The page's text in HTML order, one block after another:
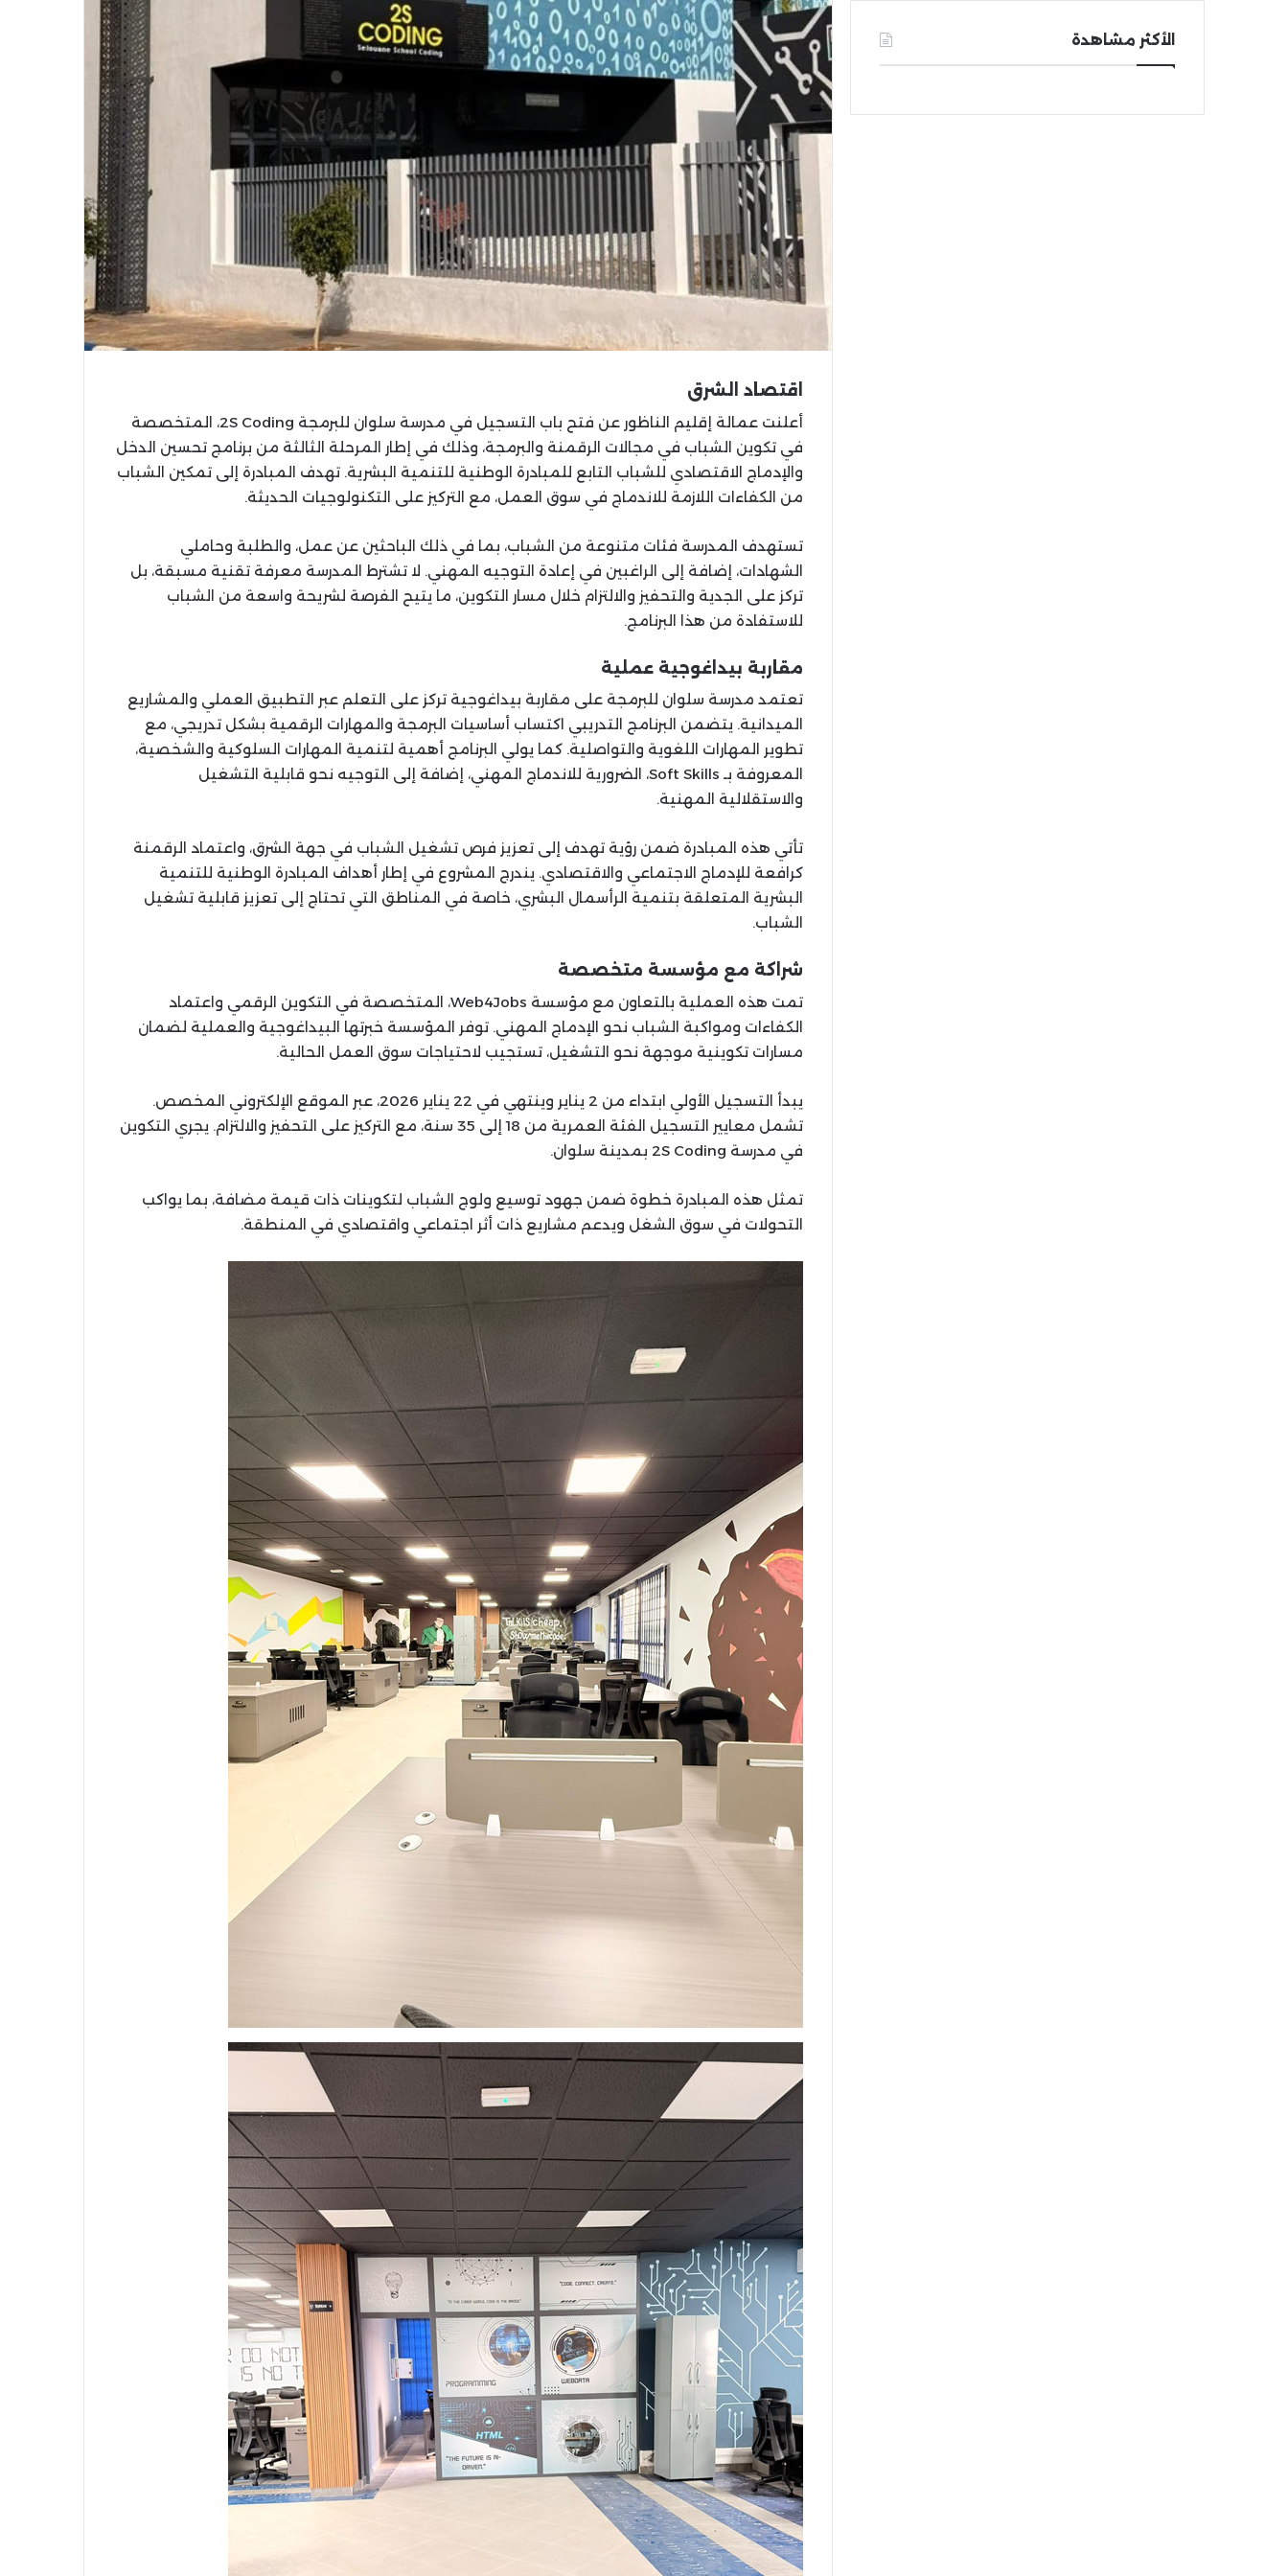
اقتصاد الشرق
أعلنت عمالة إقليم الناظور عن فتح باب التسجيل في مدرسة سلوان للبرمجة 2S Coding، المتخصصة
في تكوين الشباب في مجالات الرقمنة والبرمجة، وذلك في إطار المرحلة الثالثة من برنامج تحسين الدخل
والإدماج الاقتصادي للشباب التابع للمبادرة الوطنية للتنمية البشرية. تهدف المبادرة إلى تمكين الشباب
من الكفاءات اللازمة للاندماج في سوق العمل، مع التركيز على التكنولوجيات الحديثة.
تستهدف المدرسة فئات متنوعة من الشباب، بما في ذلك الباحثين عن عمل، والطلبة وحاملي
الشهادات، إضافة إلى الراغبين في إعادة التوجيه المهني. لا تشترط المدرسة معرفة تقنية مسبقة، بل
تركز على الجدية والتحفيز والالتزام خلال مسار التكوين، ما يتيح الفرصة لشريحة واسعة من الشباب
للاستفادة من هذا البرنامج.
مقاربة بيداغوجية عملية
تعتمد مدرسة سلوان للبرمجة على مقاربة بيداغوجية تركز على التعلم عبر التطبيق العملي والمشاريع
الميدانية. يتضمن البرنامج التدريبي اكتساب أساسيات البرمجة والمهارات الرقمية بشكل تدريجي، مع
تطوير المهارات اللغوية والتواصلية. كما يولي البرنامج أهمية لتنمية المهارات السلوكية والشخصية،
المعروفة بـ Soft Skills، الضرورية للاندماج المهني، إضافة إلى التوجيه نحو قابلية التشغيل
والاستقلالية المهنية.
تأتي هذه المبادرة ضمن رؤية تهدف إلى تعزيز فرص تشغيل الشباب في جهة الشرق، واعتماد الرقمنة
كرافعة للإدماج الاجتماعي والاقتصادي. يندرج المشروع في إطار أهداف المبادرة الوطنية للتنمية
البشرية المتعلقة بتنمية الرأسمال البشري، خاصة في المناطق التي تحتاج إلى تعزيز قابلية تشغيل
الشباب.
شراكة مع مؤسسة متخصصة
تمت هذه العملية بالتعاون مع مؤسسة Web4Jobs، المتخصصة في التكوين الرقمي واعتماد
الكفاءات ومواكبة الشباب نحو الإدماج المهني. توفر المؤسسة خبرتها البيداغوجية والعملية لضمان
مسارات تكوينية موجهة نحو التشغيل، تستجيب لاحتياجات سوق العمل الحالية.
يبدأ التسجيل الأولي ابتداء من 2 يناير وينتهي في 22 يناير 2026، عبر الموقع الإلكتروني المخصص.
تشمل معايير التسجيل الفئة العمرية من 18 إلى 35 سنة، مع التركيز على التحفيز والالتزام. يجري التكوين
في مدرسة 2S Coding بمدينة سلوان.
تمثل هذه المبادرة خطوة ضمن جهود توسيع ولوج الشباب لتكوينات ذات قيمة مضافة، بما يواكب
التحولات في سوق الشغل ويدعم مشاريع ذات أثر اجتماعي واقتصادي في المنطقة.
الأكثر مشاهدة